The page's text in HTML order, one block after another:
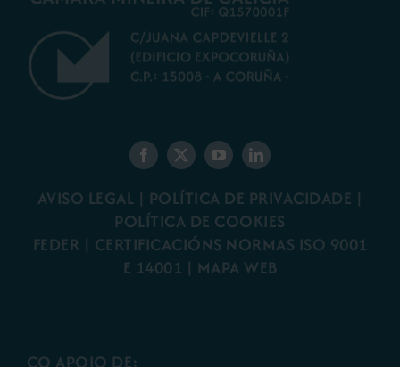
AVISO LEGAL | POLÍTICA DE PRIVACIDADE |
POLÍTICA DE COOKIES
FEDER | CERTIFICACIÓNS NORMAS ISO 9001
E 14001 | MAPA WEB